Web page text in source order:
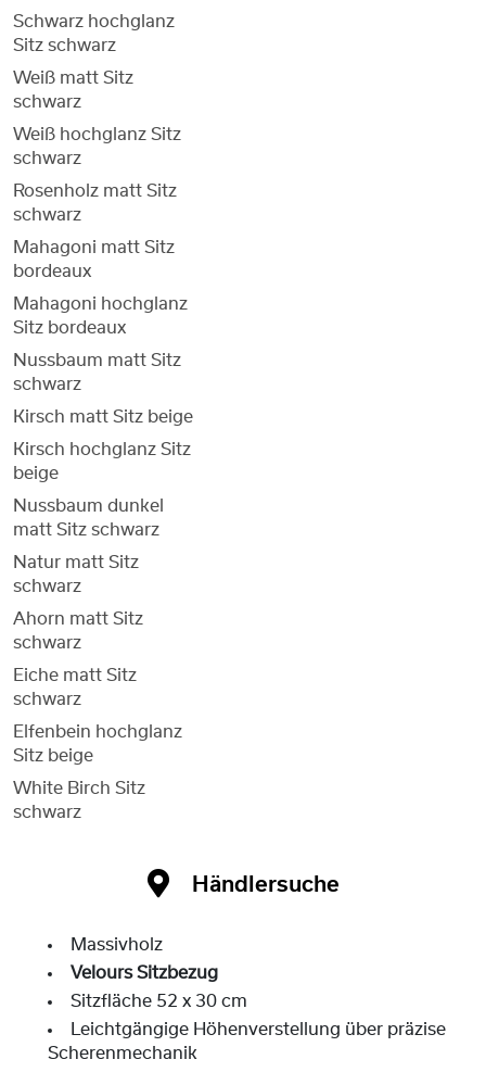
Schwarz hochglanz
Sitz schwarz
Weiß matt Sitz
schwarz
Weiß hochglanz Sitz
schwarz
Rosenholz matt Sitz
schwarz
Mahagoni matt Sitz
bordeaux
Mahagoni hochglanz
Sitz bordeaux
Nussbaum matt Sitz
schwarz
Kirsch matt Sitz beige
Kirsch hochglanz Sitz
beige
Nussbaum dunkel
matt Sitz schwarz
Natur matt Sitz
schwarz
Ahorn matt Sitz
schwarz
Eiche matt Sitz
schwarz
Elfenbein hochglanz
Sitz beige
White Birch Sitz
schwarz
Händlersuche
Massivholz
Velours Sitzbezug
Sitzfläche 52 x 30 cm
Leichtgängige Höhenverstellung über präzise
Scherenmechanik